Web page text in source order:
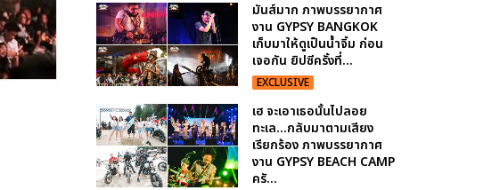
มันส์มาก ภาพบรรยากาศ
งาน GYPSY BANGKOK
เก็บมาให้ดูเป็นน้ำจิ้ม ก่อน
เจอกัน ยิปซีครั้งที่...
EXCLUSIVE
เฮ จะเอาเธอนั้นไปลอย
ทะเล...กลับมาตามเสียง
เรียกร้อง ภาพบรรยากาศ
งาน GYPSY BEACH CAMP
ครั...